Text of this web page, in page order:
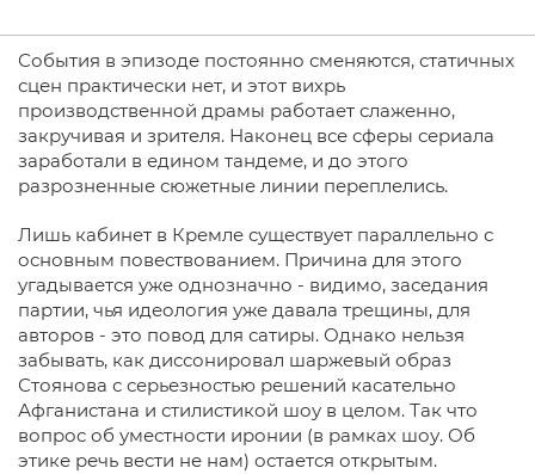
События в эпизоде постоянно сменяются, статичных
сцен практически нет, и этот вихрь
производственной драмы работает слаженно,
закручивая и зрителя. Наконец все сферы сериала
заработали в едином тандеме, и до этого
разрозненные сюжетные линии переплелись.
Лишь кабинет в Кремле существует параллельно с
основным повествованием. Причина для этого
угадывается уже однозначно - видимо, заседания
партии, чья идеология уже давала трещины, для
авторов - это повод для сатиры. Однако нельзя
забывать, как диссонировал шаржевый образ
Стоянова с серьезностью решений касательно
Афганистана и стилистикой шоу в целом. Так что
вопрос об уместности иронии (в рамках шоу. Об
этике речь вести не нам) остается открытым.